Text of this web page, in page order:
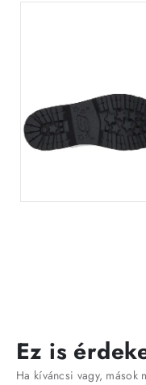
Ez is
Ha kíváncsi vagy, mások